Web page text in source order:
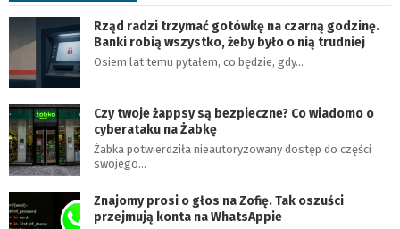
Rząd radzi trzymać gotówkę na czarną godzinę.
Banki robią wszystko, żeby było o nią trudniej
Osiem lat temu pytałem, co będzie, gdy…
Czy twoje żappsy są bezpieczne? Co wiadomo o
cyberataku na Żabkę
Żabka potwierdziła nieautoryzowany dostęp do części
swojego…
Znajomy prosi o głos na Zofię. Tak oszuści
przejmują konta na WhatsAppie